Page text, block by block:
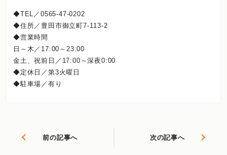
◆TEL／0565-47-0202
◆住所／豊田市御立町7-113-2
◆営業時間
日～木／17:00～23:00
金土、祝前日／17:00～深夜0:00
◆定休日／第3火曜日
◆駐車場／有り
前の記事へ 次の記事へ